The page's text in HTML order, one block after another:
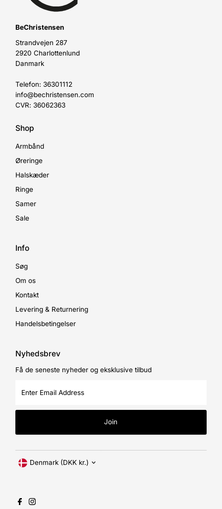
BeChristensen
Strandvejen 287
2920 Charlottenlund
Danmark
Telefon: 36301112
info@bechristensen.com
CVR: 36062363
Shop
Armbånd
Øreringe
Halskæder
Ringe
Samer
Sale
Info
Søg
Om os
Kontakt
Levering & Returnering
Handelsbetingelser
Nyhedsbrev
Få de seneste nyheder og eksklusive tilbud
Email
Join
Currency
Denmark (DKK kr.)